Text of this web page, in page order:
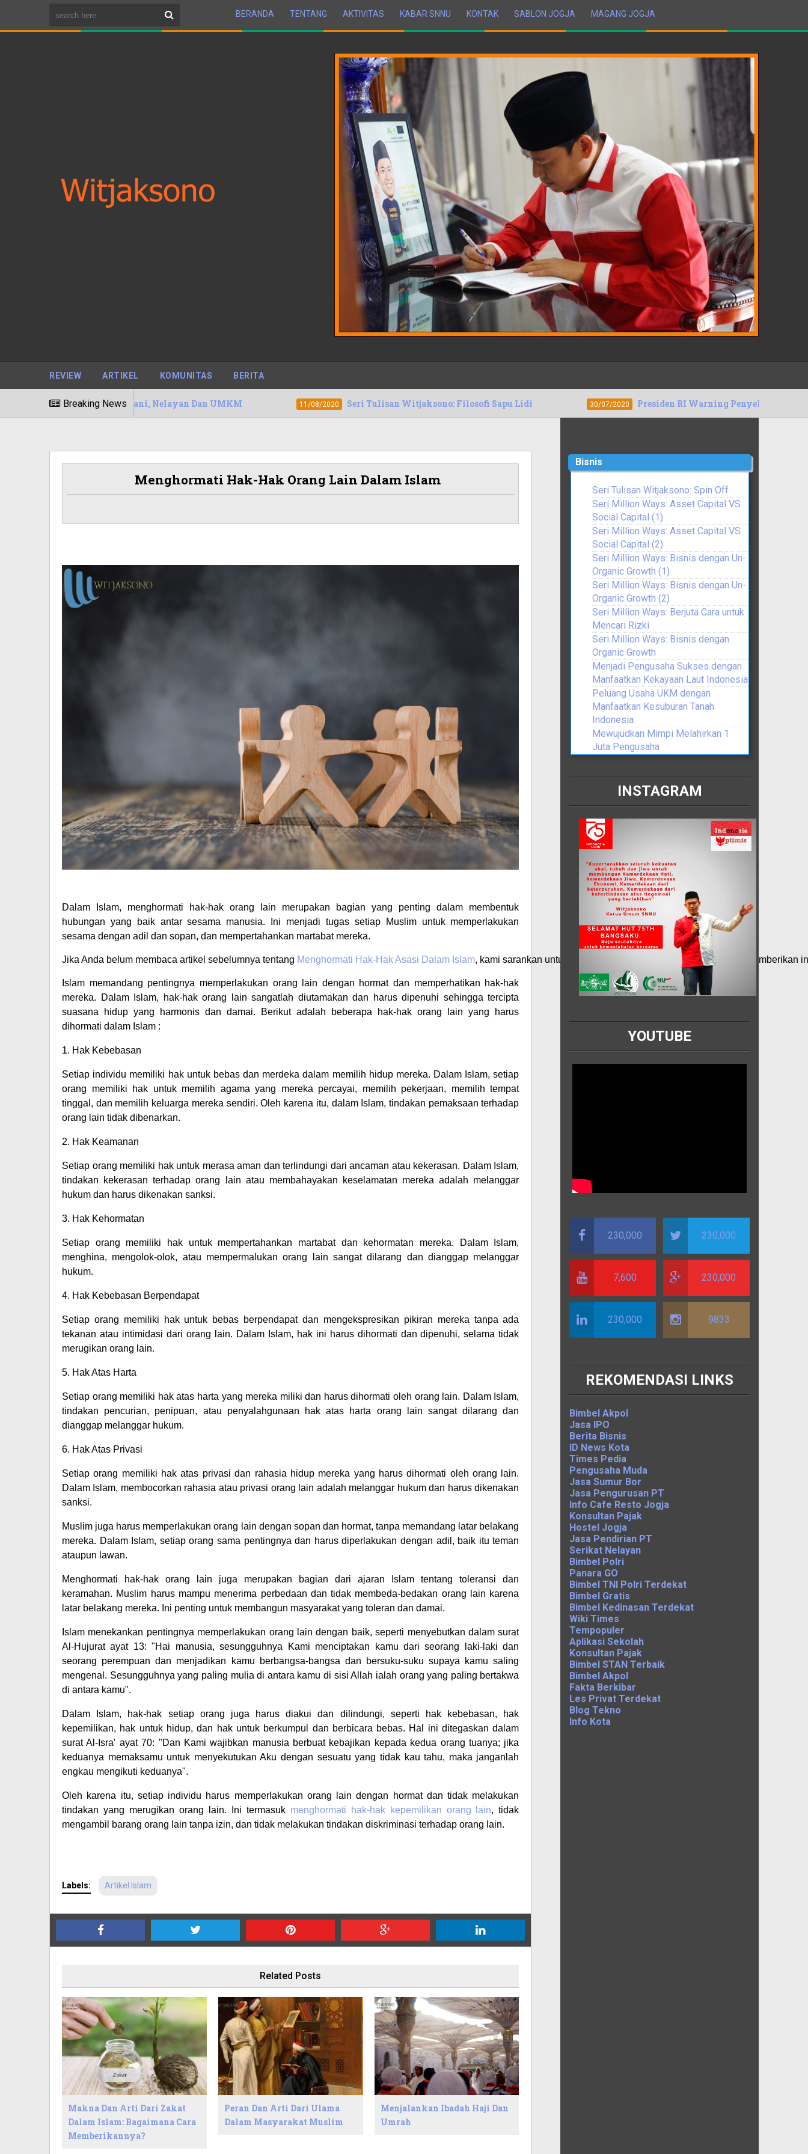
BERANDA TENTANG AKTIVITAS KABAR SNNU KONTAK SABLON JOGJA MAGANG JOGJA
REVIEW ARTIKEL KOMUNITAS BERITA
Breaking News
Petani, Nelayan Dan UMKM 11/08/2020 Seri Tulisan Witjaksono: Filosofi Sapu Lidi 30/07/2020 Presiden RI Warning Penyeleweng Dana Covid-19,
Menghormati Hak-Hak Orang Lain Dalam Islam
Dalam Islam, menghormati hak-hak orang lain merupakan bagian yang penting dalam membentuk
hubungan yang baik antar sesama manusia. Ini menjadi tugas setiap Muslim untuk memperlakukan
sesama dengan adil dan sopan, dan mempertahankan martabat mereka.
Jika Anda belum membaca artikel sebelumnya tentang Menghormati Hak-Hak Asasi Dalam Islam, kami sarankan untuk melakukannya sekarang. Artikel tersebut
Islam memandang pentingnya memperlakukan orang lain dengan hormat dan memperhatikan hak-hak
mereka. Dalam Islam, hak-hak orang lain sangatlah diutamakan dan harus dipenuhi sehingga tercipta
suasana hidup yang harmonis dan damai. Berikut adalah beberapa hak-hak orang lain yang harus
dihormati dalam Islam :
1. Hak Kebebasan
Setiap individu memiliki hak untuk bebas dan merdeka dalam memilih hidup mereka. Dalam Islam, setiap
orang memiliki hak untuk memilih agama yang mereka percayai, memilih pekerjaan, memilih tempat
tinggal, dan memilih keluarga mereka sendiri. Oleh karena itu, dalam Islam, tindakan pemaksaan terhadap
orang lain tidak dibenarkan.
2. Hak Keamanan
Setiap orang memiliki hak untuk merasa aman dan terlindungi dari ancaman atau kekerasan. Dalam Islam,
tindakan kekerasan terhadap orang lain atau membahayakan keselamatan mereka adalah melanggar
hukum dan harus dikenakan sanksi.
3. Hak Kehormatan
Setiap orang memiliki hak untuk mempertahankan martabat dan kehormatan mereka. Dalam Islam,
menghina, mengolok-olok, atau mempermalukan orang lain sangat dilarang dan dianggap melanggar
hukum.
4. Hak Kebebasan Berpendapat
Setiap orang memiliki hak untuk bebas berpendapat dan mengekspresikan pikiran mereka tanpa ada
tekanan atau intimidasi dari orang lain. Dalam Islam, hak ini harus dihormati dan dipenuhi, selama tidak
merugikan orang lain.
5. Hak Atas Harta
Setiap orang memiliki hak atas harta yang mereka miliki dan harus dihormati oleh orang lain. Dalam Islam,
tindakan pencurian, penipuan, atau penyalahgunaan hak atas harta orang lain sangat dilarang dan
dianggap melanggar hukum.
6. Hak Atas Privasi
Setiap orang memiliki hak atas privasi dan rahasia hidup mereka yang harus dihormati oleh orang lain.
Dalam Islam, membocorkan rahasia atau privasi orang lain adalah melanggar hukum dan harus dikenakan
sanksi.
Muslim juga harus memperlakukan orang lain dengan sopan dan hormat, tanpa memandang latar belakang
mereka. Dalam Islam, setiap orang sama pentingnya dan harus diperlakukan dengan adil, baik itu teman
ataupun lawan.
Menghormati hak-hak orang lain juga merupakan bagian dari ajaran Islam tentang toleransi dan
keramahan. Muslim harus mampu menerima perbedaan dan tidak membeda-bedakan orang lain karena
latar belakang mereka. Ini penting untuk membangun masyarakat yang toleran dan damai.
Islam menekankan pentingnya memperlakukan orang lain dengan baik, seperti menyebutkan dalam surat
Al-Hujurat ayat 13: "Hai manusia, sesungguhnya Kami menciptakan kamu dari seorang laki-laki dan
seorang perempuan dan menjadikan kamu berbangsa-bangsa dan bersuku-suku supaya kamu saling
mengenal. Sesungguhnya yang paling mulia di antara kamu di sisi Allah ialah orang yang paling bertakwa
di antara kamu".
Dalam Islam, hak-hak setiap orang juga harus diakui dan dilindungi, seperti hak kebebasan, hak
kepemilikan, hak untuk hidup, dan hak untuk berkumpul dan berbicara bebas. Hal ini ditegaskan dalam
surat Al-Isra' ayat 70: "Dan Kami wajibkan manusia berbuat kebajikan kepada kedua orang tuanya; jika
keduanya memaksamu untuk menyekutukan Aku dengan sesuatu yang tidak kau tahu, maka janganlah
engkau mengikuti keduanya".
Oleh karena itu, setiap individu harus memperlakukan orang lain dengan hormat dan tidak melakukan
tindakan yang merugikan orang lain. Ini termasuk menghormati hak-hak kepemilikan orang lain, tidak
mengambil barang orang lain tanpa izin, dan tidak melakukan tindakan diskriminasi terhadap orang lain.
Labels: Artikel Islam
Related Posts
Makna Dan Arti Dari Zakat
Dalam Islam: Bagaimana Cara
Memberikannya?
Peran Dan Arti Dari Ulama
Dalam Masyarakat Muslim
Menjalankan Ibadah Haji Dan
Umrah
Bisnis
Seri Tulisan Witjaksono: Spin Off
Seri Million Ways: Asset Capital VS
Social Capital (1)
Seri Million Ways: Asset Capital VS
Social Capital (2)
Seri Million Ways: Bisnis dengan Un-
Organic Growth (1)
Seri Million Ways: Bisnis dengan Un-
Organic Growth (2)
Seri Million Ways: Berjuta Cara untuk
Mencari Rizki
Seri Million Ways: Bisnis dengan
Organic Growth
Menjadi Pengusaha Sukses dengan
Manfaatkan Kekayaan Laut Indonesia
Peluang Usaha UKM dengan
Manfaatkan Kesuburan Tanah
Indonesia
Mewujudkan Mimpi Melahirkan 1
Juta Pengusaha
INSTAGRAM
YOUTUBE
230,000 230,000
7,600 230,000
230,000 9833
REKOMENDASI LINKS
Bimbel Akpol
Jasa IPO
Berita Bisnis
ID News Kota
Times Pedia
Pengusaha Muda
Jasa Sumur Bor
Jasa Pengurusan PT
Info Cafe Resto Jogja
Konsultan Pajak
Hostel Jogja
Jasa Pendirian PT
Serikat Nelayan
Bimbel Polri
Panara GO
Bimbel TNI Polri Terdekat
Bimbel Gratis
Bimbel Kedinasan Terdekat
Wiki Times
Tempopuler
Aplikasi Sekolah
Konsultan Pajak
Bimbel STAN Terbaik
Bimbel Akpol
Fakta Berkibar
Les Privat Terdekat
Blog Tekno
Info Kota